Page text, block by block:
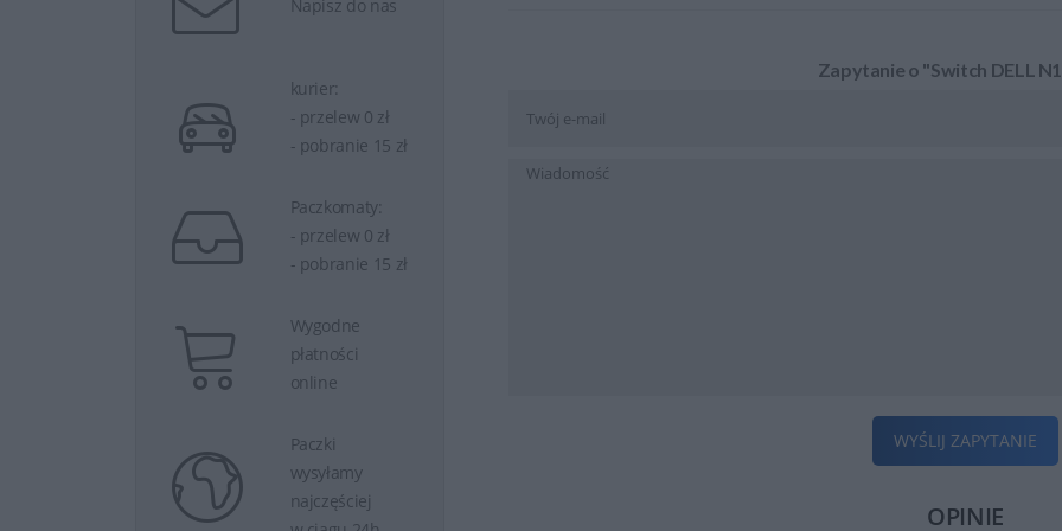
Napisz do nas
kurier:
- przelew 0 zł
- pobranie 15 zł
Paczkomaty:
- przelew 0 zł
- pobranie 15 zł
Wygodne
płatności
online
Paczki
wysyłamy
najczęściej
Zapytanie o "Switch DELL
WYŚLIJ ZAPYTANIE
OPINIE